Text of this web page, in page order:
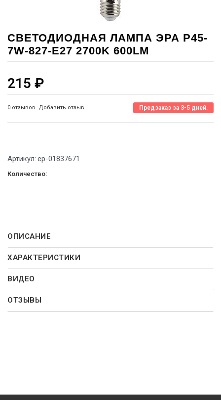
СВЕТОДИОДНАЯ ЛАМПА ЭРА P45-
7W-827-E27 2700K 600LM
215 ₽
0 отзывов. Добавить отзыв. Предзаказ за 3-5 дней.
Артикул: ep-01837671
Количество:
ОПИСАНИЕ
ХАРАКТЕРИСТИКИ
ВИДЕО
ОТЗЫВЫ